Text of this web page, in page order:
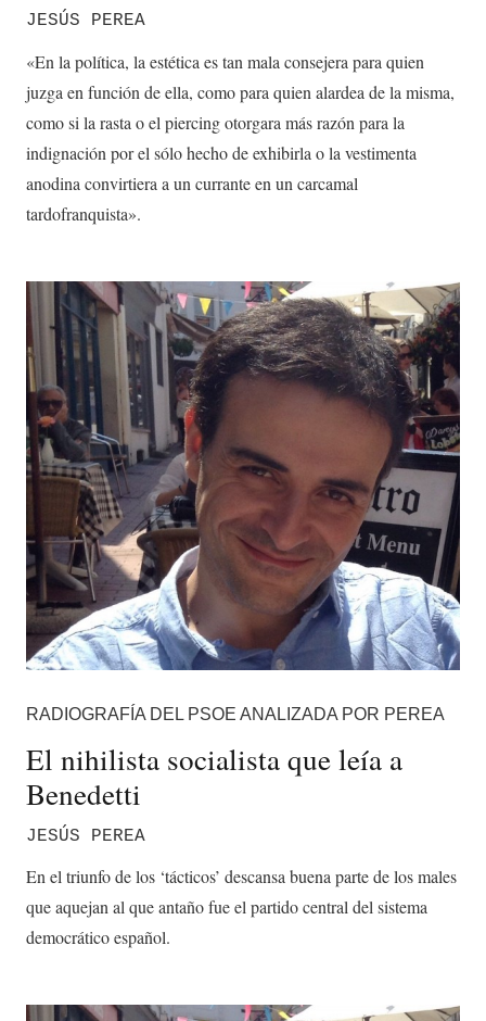
JESÚS PEREA
«En la política, la estética es tan mala consejera para quien
juzga en función de ella, como para quien alardea de la misma,
como si la rasta o el piercing otorgara más razón para la
indignación por el sólo hecho de exhibirla o la vestimenta
anodina convirtiera a un currante en un carcamal
tardofranquista».
RADIOGRAFÍA DEL PSOE ANALIZADA POR PEREA
El nihilista socialista que leía a
Benedetti
JESÚS PEREA
En el triunfo de los ‘tácticos’ descansa buena parte de los males
que aquejan al que antaño fue el partido central del sistema
democrático español.